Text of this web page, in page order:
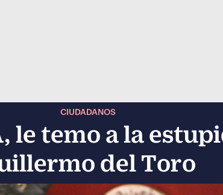
CIUDADANOS
le temo a la
del Toro